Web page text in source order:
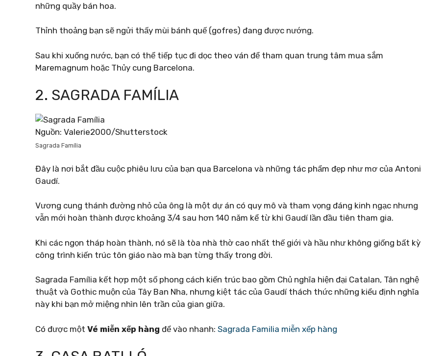
những quầy bán hoa.
Thỉnh thoảng bạn sẽ ngửi thấy mùi bánh quế (gofres) đang được nướng.
Sau khi xuống nước, bạn có thể tiếp tục đi dọc theo ván để tham quan trung tâm mua sắm
Maremagnum hoặc Thủy cung Barcelona.
2. SAGRADA FAMÍLIA
Nguồn: Valerie2000/Shutterstock
Sagrada Família
Đây là nơi bắt đầu cuộc phiêu lưu của bạn qua Barcelona và những tác phẩm đẹp như mơ của Antoni
Gaudí.
Vương cung thánh đường nhỏ của ông là một dự án có quy mô và tham vọng đáng kinh ngạc nhưng
vẫn mới hoàn thành được khoảng 3/4 sau hơn 140 năm kể từ khi Gaudí lần đầu tiên tham gia.
Khi các ngọn tháp hoàn thành, nó sẽ là tòa nhà thờ cao nhất thế giới và hầu như không giống bất kỳ
công trình kiến ​​trúc tôn giáo nào mà bạn từng thấy trong đời.
Sagrada Família kết hợp một số phong cách kiến ​​trúc bao gồm Chủ nghĩa hiện đại Catalan, Tân nghệ
thuật và Gothic muộn của Tây Ban Nha, nhưng kiệt tác của Gaudí thách thức những kiểu định nghĩa
này khi bạn mở miệng nhìn lên trần của gian giữa.
Có được một Vé miễn xếp hàng để vào nhanh: Sagrada Familia miễn xếp hàng